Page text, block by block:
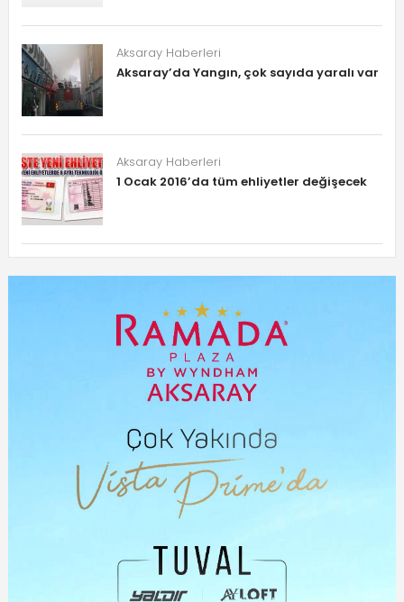
Aksaray Haberleri
Aksaray’da Yangın, çok sayıda yaralı var
Aksaray Haberleri
1 Ocak 2016’da tüm ehliyetler değişecek